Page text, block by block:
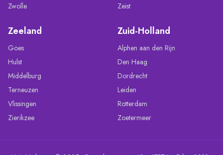
Zwolle
Zeist
Zeeland
Goes
Hulst
Middelburg
Terneuzen
Vlissingen
Zierikzee
Zuid-Holland
Alphen aan den Rijn
Den Haag
Dordrecht
Leiden
Rotterdam
Zoetermeer